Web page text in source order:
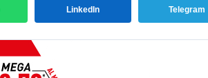
LinkedIn Telegram